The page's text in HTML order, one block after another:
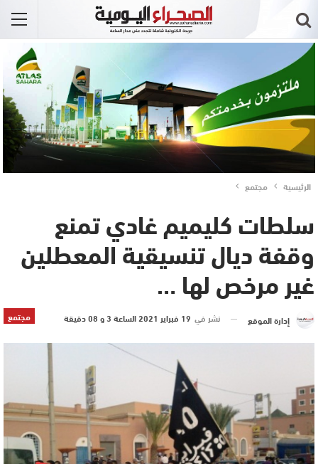
الرئيسية مجتمع
سلطات كليميم غادي تمنع
وقفة ديال تنسيقية المعطلين
غير مرخص لها …
مجتمع إدارة الموقع نشر في 19 فبراير 2021 الساعة 3 و 08 دقيقة